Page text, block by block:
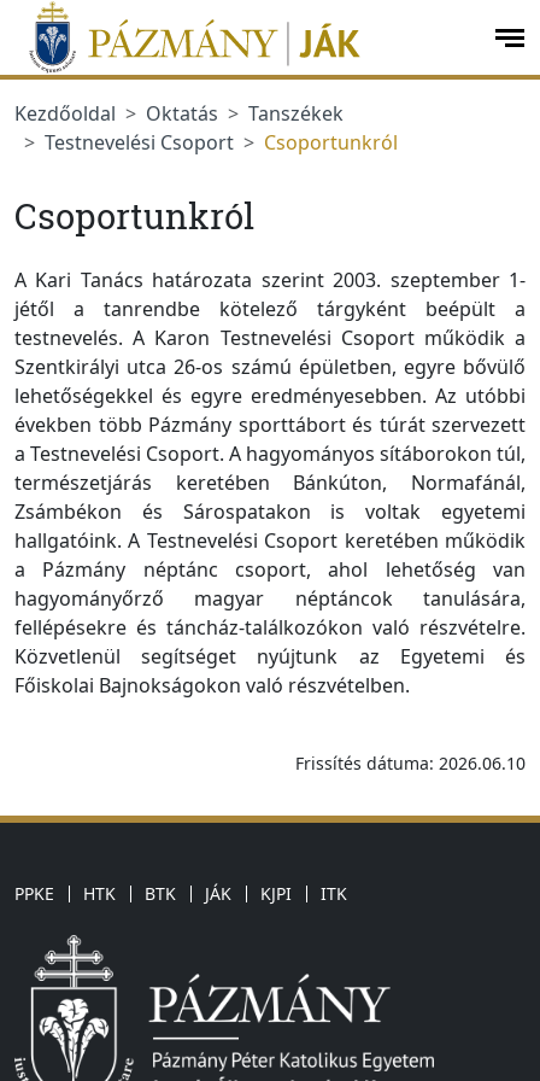
Ugrás a menüre
Ugrás a tartalomra
Kezdőoldal
Oktatás
Tanszékek
Testnevelési Csoport
Csoportunkról
Csoportunkról
A Kari Tanács határozata szerint 2003. szeptember 1-
jétől a tanrendbe kötelező tárgyként beépült a
testnevelés. A Karon Testnevelési Csoport működik a
Szentkirályi utca 26-os számú épületben, egyre bővülő
lehetőségekkel és egyre eredményesebben. Az utóbbi
években több Pázmány sporttábort és túrát szervezett
a Testnevelési Csoport. A hagyományos sítáborokon túl,
természetjárás keretében Bánkúton, Normafánál,
Zsámbékon és Sárospatakon is voltak egyetemi
hallgatóink. A Testnevelési Csoport keretében működik
a Pázmány néptánc csoport, ahol lehetőség van
hagyományőrző magyar néptáncok tanulására,
fellépésekre és táncház-találkozókon való részvételre.
Közvetlenül segítséget nyújtunk az Egyetemi és
Főiskolai Bajnokságokon való részvételben.
Frissítés dátuma: 2026.06.10
PPKE HTK BTK JÁK KJPI ITK